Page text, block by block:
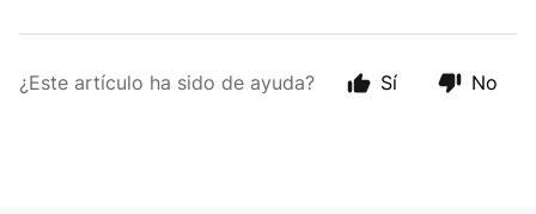
¿Este artículo ha sido de ayuda? Sí No